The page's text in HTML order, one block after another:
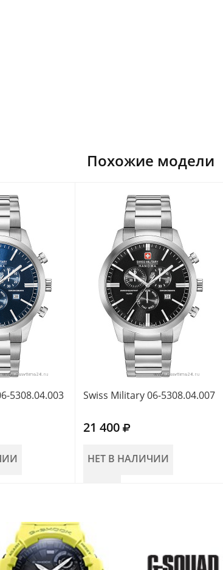
Похожие модели
5308.04.003 Swiss Military 06-5308.04.007
21 400
НЕТ В НАЛИЧИИ